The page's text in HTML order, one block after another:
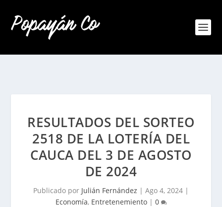
RESULTADOS DEL SORTEO
2518 DE LA LOTERÍA DEL
CAUCA DEL 3 DE AGOSTO
DE 2024
Publicado por Julián Fernández | Ago 4, 2024 |
Economía, Entretenemiento| 0